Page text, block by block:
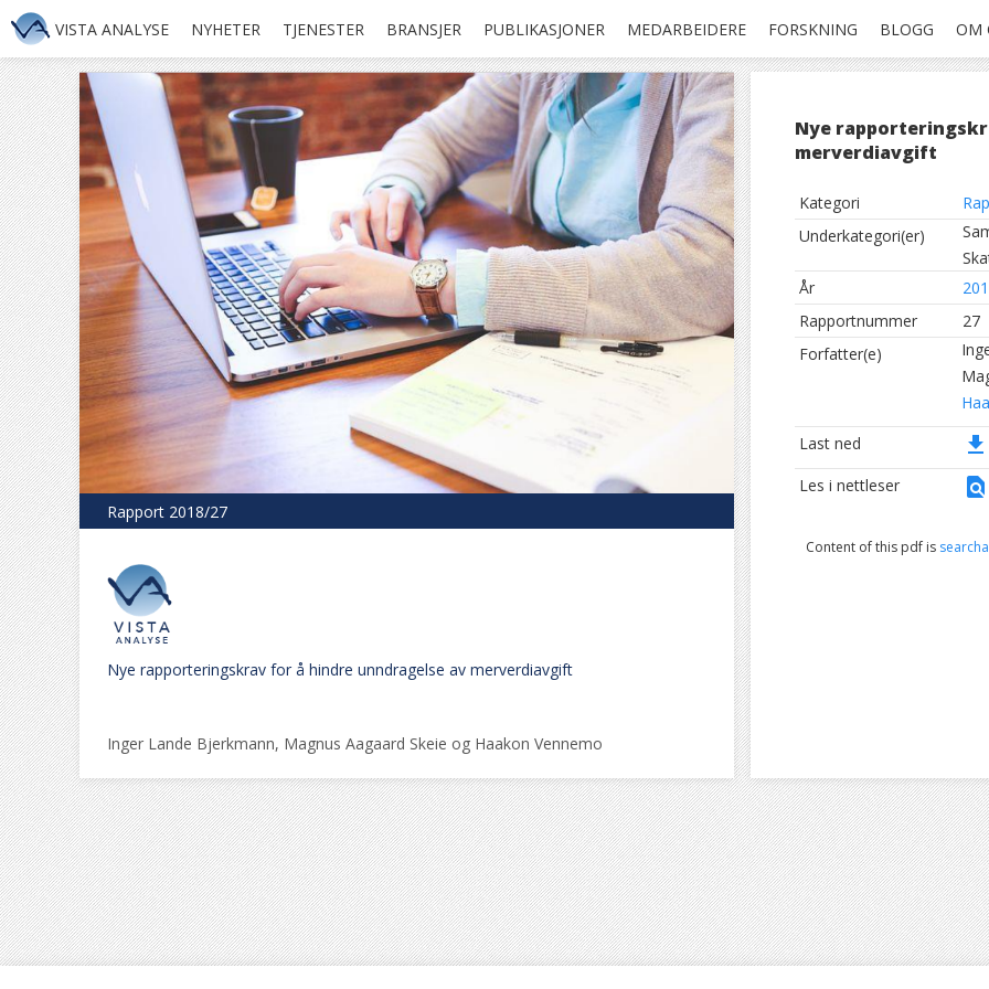
VISTA ANALYSE NYHETER TJENESTER BRANSJER PUBLIKASJONER MEDARBEIDERE FORSKNING BLOGG OM
Rapport 2018/27
Nye rapporteringskrav for å hindre unndragelse av merverdiavgift
Inger Lande Bjerkmann, Magnus Aagaard Skeie og Haakon Vennemo
Nye
merverdiavgift
Kategori
Underkategori(er)
År
Rapportnummer
27
Forfatter(e)
Last ned
file_download
Les i nettleser
find_in_page
Content of this pdf is